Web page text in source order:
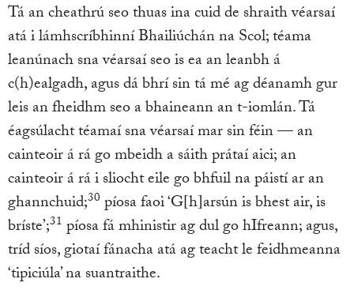
Tá an cheathrú seo thuas ina cuid de shraith véarsaí
atá i lámhscríbhinní Bhailiúchán na Scol; téama
leanúnach sna véarsaí seo is ea an leanbh á
c(h)ealgadh, agus dá bhrí sin tá mé ag déanamh gur
leis an fheidhm seo a bhaineann an t-iomlán. Tá
éagsúlacht téamaí sna véarsaí mar sin féin — an
cainteoir á rá go mbeidh a sáith prátaí aici; an
cainteoir á rá i sliocht eile go bhfuil na páistí ar an
ghannchuid;30 píosa faoi ‘G[h]arsún is bhest air, is
bríste’;31 píosa fá mhinistir ag dul go hIfreann; agus,
tríd síos, giotaí fánacha atá ag teacht le feidhmeanna
‘tipiciúla’ na suantraithe.